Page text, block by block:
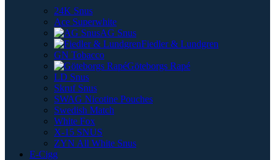
24K Snus
Ace Superwhite
AG Snus
Fiedler & Lundgren
GN Tobacco
Göteborgs Rapé
LD Snus
Skruf Snus
SWAG Nicotine Pouches
Swedish Match
White Fox
X-15 SNUS
ZYN All White Snus
E-Cigg